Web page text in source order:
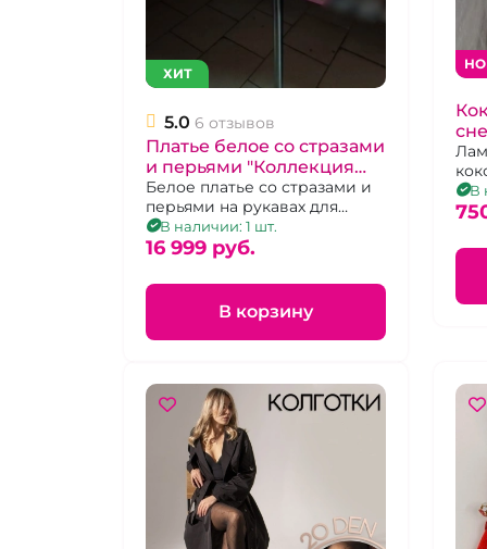
ХИТ
5.0 6 отзывов
Платье белое со стразами
и перьями "Коллекция
Blanche Etoile"
Белое платье со стразами и
перьями на рукавах для
празника и ролевых игр
В наличии: 1 шт.
16 999 pуб.
В корзину
В